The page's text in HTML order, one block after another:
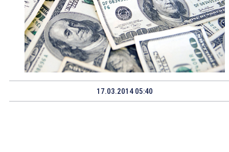
17.03.2014 05:40